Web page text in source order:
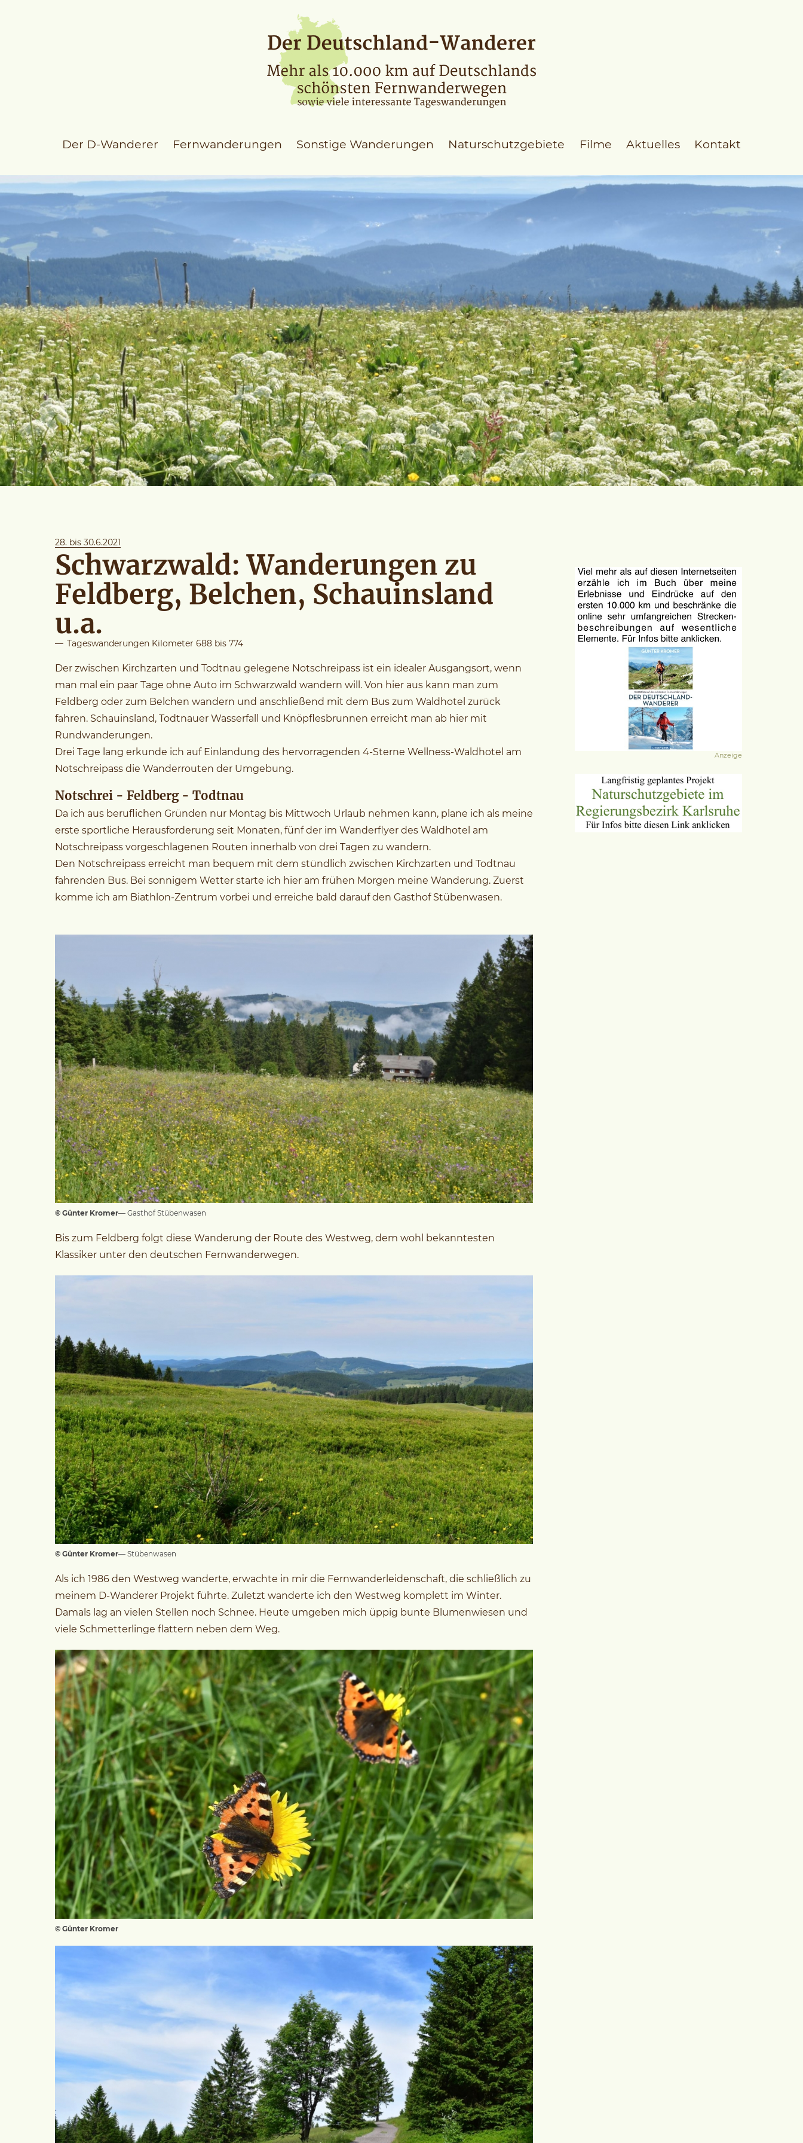
Der D-Wanderer Fernwanderungen Sonstige Wanderungen Naturschutzgebiete Filme Aktuelles Kontakt
28. bis 30.6.2021
Schwarzwald: Wanderungen zu
Feldberg, Belchen, Schauinsland
u.a.
— Tageswanderungen Kilometer 688 bis 774
Der zwischen Kirchzarten und Todtnau gelegene Notschreipass ist ein idealer Ausgangsort, wenn
man mal ein paar Tage ohne Auto im Schwarzwald wandern will. Von hier aus kann man zum
Feldberg oder zum Belchen wandern und anschließend mit dem Bus zum Waldhotel zurück
fahren. Schauinsland, Todtnauer Wasserfall und Knöpflesbrunnen erreicht man ab hier mit
Rundwanderungen.
Drei Tage lang erkunde ich auf Einlandung des hervorragenden 4-Sterne Wellness-Waldhotel am
Notschreipass die Wanderrouten der Umgebung.
Notschrei - Feldberg - Todtnau
Da ich aus beruflichen Gründen nur Montag bis Mittwoch Urlaub nehmen kann, plane ich als meine
erste sportliche Herausforderung seit Monaten, fünf der im Wanderflyer des Waldhotel am
Notschreipass vorgeschlagenen Routen innerhalb von drei Tagen zu wandern.
Den Notschreipass erreicht man bequem mit dem stündlich zwischen Kirchzarten und Todtnau
fahrenden Bus. Bei sonnigem Wetter starte ich hier am frühen Morgen meine Wanderung. Zuerst
komme ich am Biathlon-Zentrum vorbei und erreiche bald darauf den Gasthof Stübenwasen.
© Günter Kromer— Gasthof Stübenwasen
Bis zum Feldberg folgt diese Wanderung der Route des Westweg, dem wohl bekanntesten
Klassiker unter den deutschen Fernwanderwegen.
© Günter Kromer— Stübenwasen
Als ich 1986 den Westweg wanderte, erwachte in mir die Fernwanderleidenschaft, die schließlich zu
meinem D-Wanderer Projekt führte. Zuletzt wanderte ich den Westweg komplett im Winter.
Damals lag an vielen Stellen noch Schnee. Heute umgeben mich üppig bunte Blumenwiesen und
viele Schmetterlinge flattern neben dem Weg.
© Günter Kromer
Anzeige